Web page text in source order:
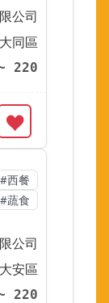
公司
同區
220
#西餐
#蔬食
公司
安區
220